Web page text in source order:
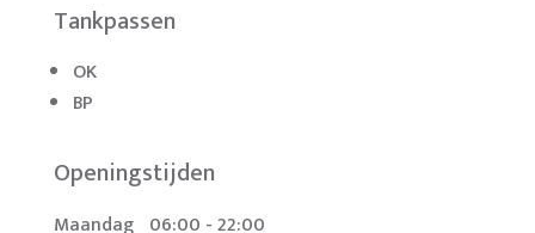
Tankpassen
OK
BP
Openingstijden
Maandag 06:00 - 22:00